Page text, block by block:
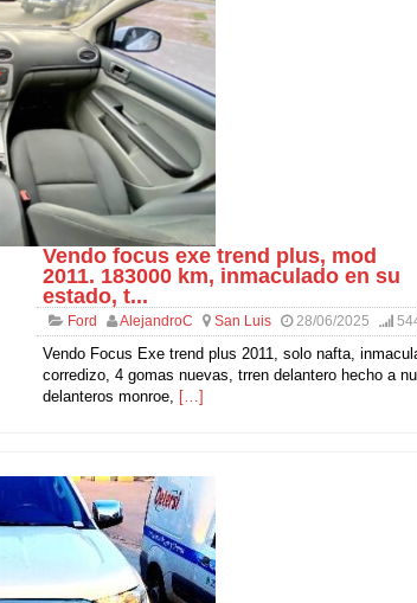
Vendo focus exe trend plus, mod
2011. 183000 km, inmaculado en su
estado, t...
Ford AlejandroC San Luis 28/06/2025
Vendo Focus Exe trend plus 2011, solo nafta,
corredizo, 4 gomas nuevas, trren delantero hecho a
delanteros monroe, […]